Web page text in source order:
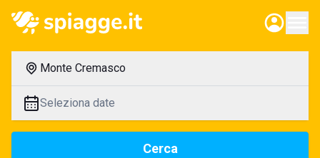
Monte Cremasco
Seleziona date
Cerca